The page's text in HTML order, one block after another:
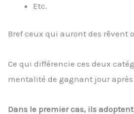
Etc.
Bref ceux qui auront des rêvent
Ce qui différencie ces deux
mentalité de gagnant jour
Dans le premier cas, ils